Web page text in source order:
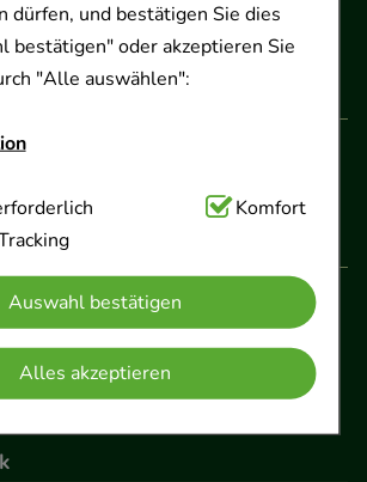
dürfen, und bestätigen Sie dies
bestätigen" oder akzeptieren Sie
"Alle auswählen":
Hierbei handelt es sich um
die Grundfunktionen unserer
sind (z.B. Navigation,
weshalb auf diese nicht
kann.
Cookies werden genutzt um das
noch ansprechender zu gestalten,
die Wiedererkennung des
Komfort
Auswahl bestätigen
Alles akzeptieren